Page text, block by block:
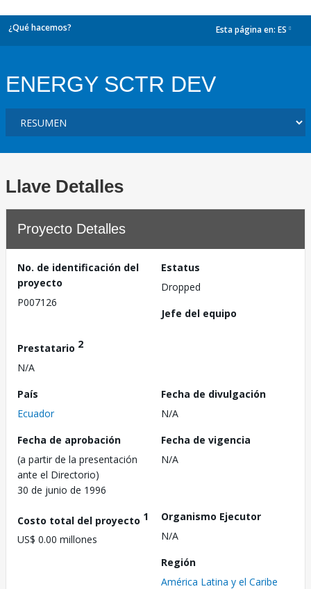
¿Qué hacemos? Esta página en: ES
ENERGY SCTR DEV
Llave Detalles
Proyecto Detalles
No. de identificación del
proyecto
P007126
Estatus
Dropped
Jefe del equipo
Prestatario 2
N/A
País
Ecuador
Fecha de divulgación
N/A
Fecha de aprobación
(a partir de la presentación
ante el Directorio)
30 de junio de 1996
Fecha de vigencia
N/A
Costo total del proyecto 1
US$ 0.00 millones
Organismo Ejecutor
N/A
Región
América Latina y el Caribe